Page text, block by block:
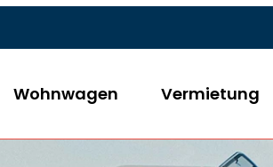
Wohnwagen Vermietung